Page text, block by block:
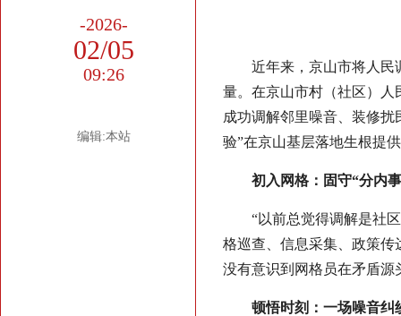
-2026-
02/05
09:26
编辑:本站
近年来，京山市将人民
量。在京山市村（社区）
成功调解邻里噪音、装修扰
验”在京山基层落地生根提
初入网格：固守“分内
“以前总觉得调解是社
格巡查、信息采集、政策传
没有意识到网格员在矛盾源
顿悟时刻：一场噪音纠